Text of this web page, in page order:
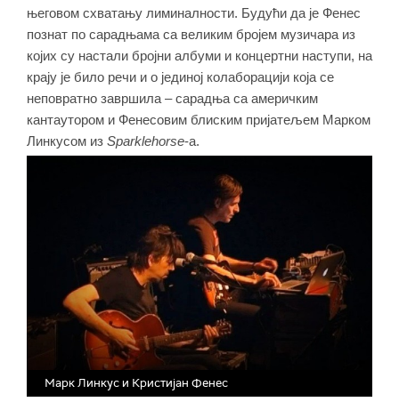
његовом схватању лиминалности. Будући да је Фенес
познат по сарадњама са великим бројем музичара из
којих су настали бројни албуми и концертни наступи, на
крају је било речи и о јединој колаборацији која се
неповратно завршила – сарадња са америчким
кантаутором и Фенесовим блиским пријатељем Марком
Линкусом из Sparklehorse-а.
Марк Линкус и Кристијан Фенес